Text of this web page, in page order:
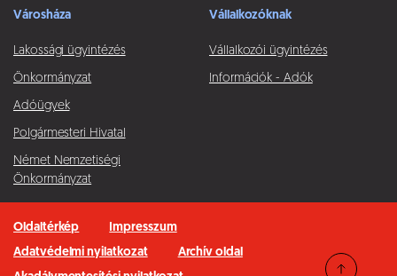
Városháza
Lakossági ügyintézés
Önkormányzat
Adóügyek
Polgármesteri Hivatal
Német Nemzetiségi
Önkormányzat
Vállalkozóknak
Vállalkozói ügyintézés
Információk - Adók
Oldaltérkép
Impresszum
Adatvédelmi nyilatkozat
Archív oldal